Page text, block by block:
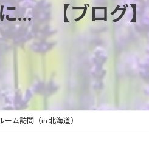
に… 【ブログ】
ム訪問（in 北海道）